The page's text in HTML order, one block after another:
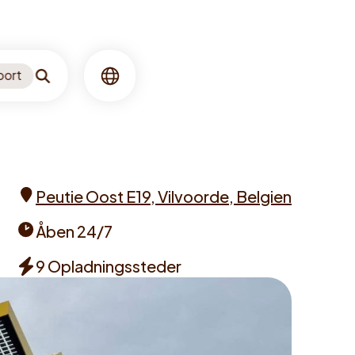
Søgning Sprog
Peutie Oost E19, Vilvoorde, Belgien
times
Åben 24/7
9 Opladningssteder